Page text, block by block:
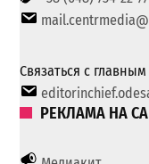
Связаться с
РЕКЛАМА НА